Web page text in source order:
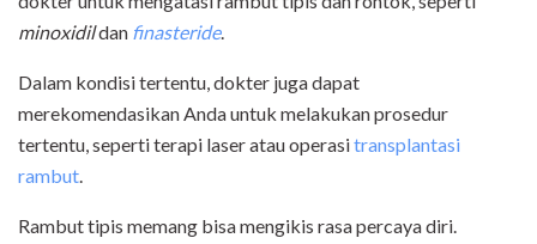
minoxidildan finasteride.
Dalam kondisi tertentu, dokter juga dapat
merekomendasikan Anda untuk melakukan prosedur
tertentu, seperti terapi laser atau operasitransplantasi
rambut.
Rambut tipis memang bisa mengikis rasa percaya diri.